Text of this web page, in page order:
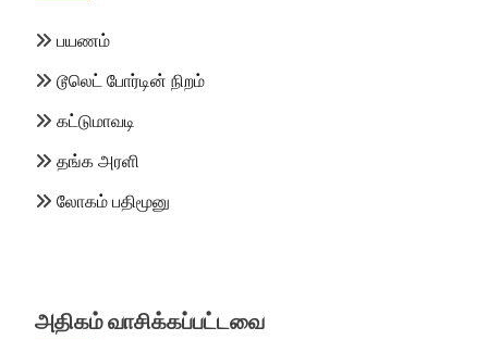
பயணம்
டூலெட் போர்டின் நிறம்
கட்டுமாவடி
தங்க அரளி
லோகம் பதிமூனு
அதிகம் வாசிக்கப்பட்டவை